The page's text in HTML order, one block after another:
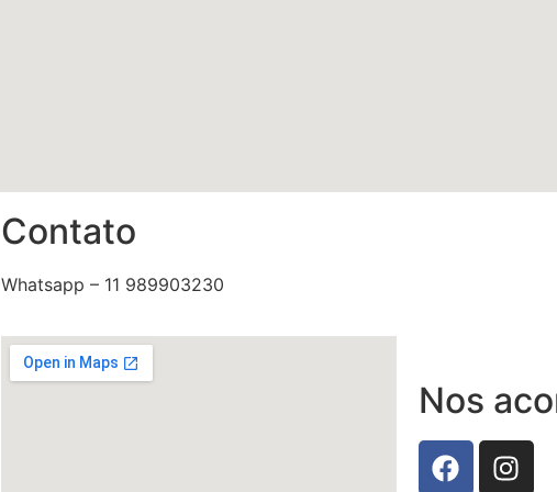
Contato
Whatsapp – 11 989903230
Nos